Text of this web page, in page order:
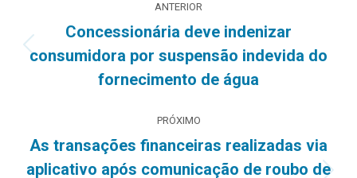
de
post:
ANTERIOR
Post
anterior:
Concessionária deve indenizar
consumidora por suspensão indevida do
fornecimento de água
PRÓXIMO
As transações financeiras realizadas via
aplicativo após comunicação de roubo de